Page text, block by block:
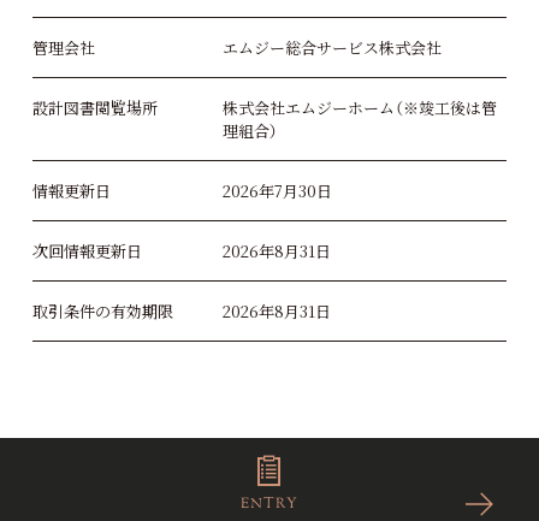
管理会社 エムジー総合サービス株式会社
設計図書閲覧場所
株式会社エムジーホーム（※竣工後は管
理組合）
情報更新日 2026年7月30日
次回情報更新日 2026年8月31日
取引条件の有効期限 2026年8月31日
ENTRY